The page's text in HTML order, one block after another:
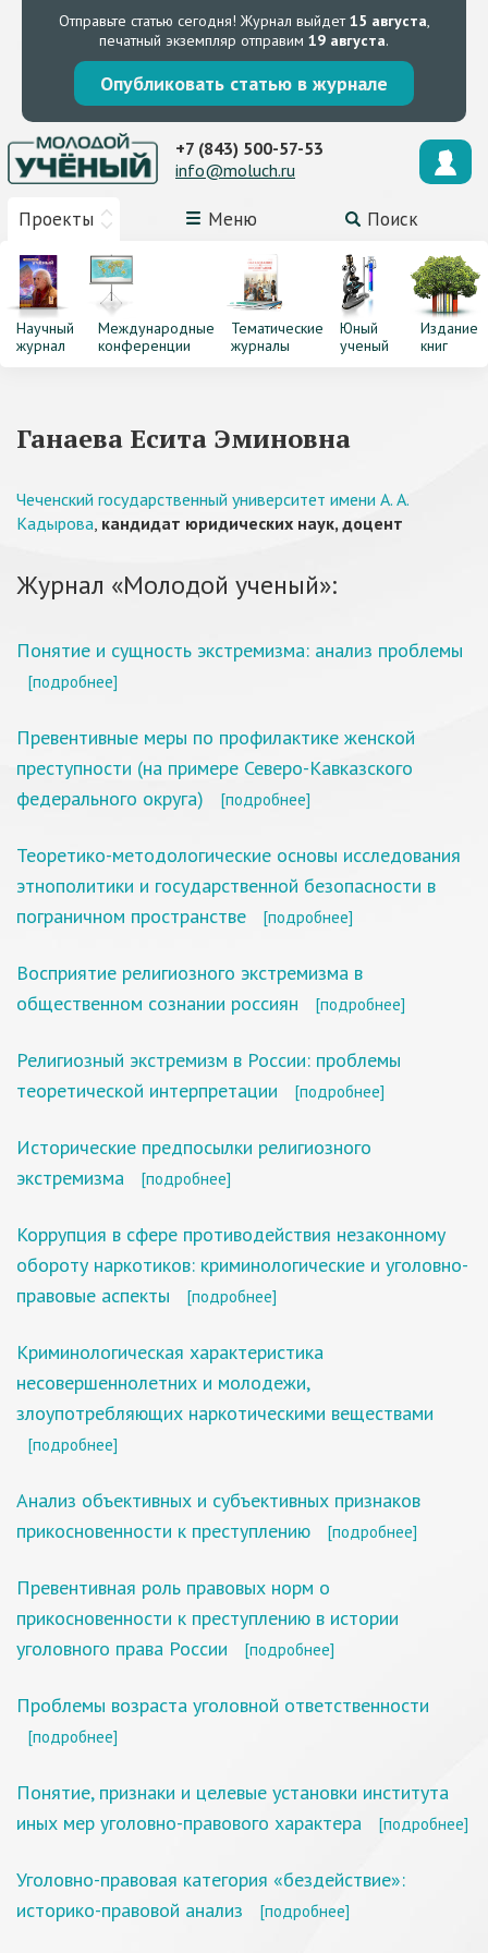
Отправьте статью сегодня! Журнал выйдет15 августа,
печатный экземпляр отправим 19 августа.
Опубликовать статью в журнале
Проекты Меню Поиск
+7 (843) 500-57-53
info@moluch.ru
Научный
журнал
Международные
конференции
Тематические
журналы
Юный
ученый
Издание
книг
Ганаева Есита Эминовна
Чеченский государственный университет имени А. А.
Кадырова, кандидат юридических наук, доцент
Журнал «Молодой ученый»:
Понятие и сущность экстремизма: анализ проблемы
[подробнее]
Превентивные меры по профилактике женской
преступности (на примере Северо-Кавказского
федерального округа)
[подробнее]
Теоретико-методологические основы исследования
этнополитики и государственной безопасности в
пограничном пространстве
[подробнее]
Восприятие религиозного экстремизма в
общественном сознании россиян
[подробнее]
Религиозный экстремизм в России: проблемы
теоретической интерпретации
[подробнее]
Исторические предпосылки религиозного
экстремизма
[подробнее]
Коррупция в сфере противодействия незаконному
обороту наркотиков: криминологические и уголовно-
правовые аспекты
[подробнее]
Криминологическая характеристика
несовершеннолетних и молодежи,
злоупотребляющих наркотическими веществами
[подробнее]
Анализ объективных и субъективных признаков
прикосновенности к преступлению
[подробнее]
Превентивная роль правовых норм о
прикосновенности к преступлению в истории
уголовного права России
[подробнее]
Проблемы возраста уголовной ответственности
[подробнее]
Понятие, признаки и целевые установки института
иных мер уголовно-правового характера
[подробнее]
Уголовно-правовая категория «бездействие»:
историко-правовой анализ
[подробнее]